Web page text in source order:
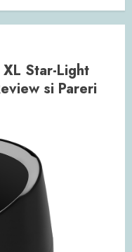
Star-Light
si Pareri